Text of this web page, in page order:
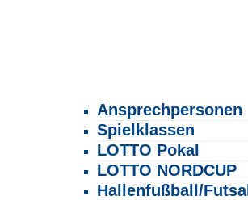
Ansprechpersonen
Spielklassen
LOTTO Pokal
LOTTO NORDCUP
Hallenfußball/Futsal